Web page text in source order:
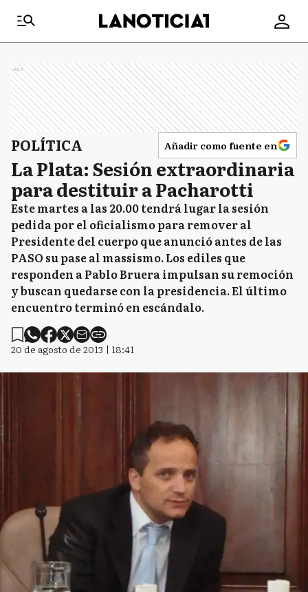
Ads
POLÍTICA Añadir como fuente en
La Plata: Sesión extraordinaria
para destituir a Pacharotti
Este martes a las 20.00 tendrá lugar la sesión
pedida por el oficialismo para remover al
Presidente del cuerpo que anunció antes de las
PASO su pase al massismo. Los ediles que
responden a Pablo Bruera impulsan su remoción
y buscan quedarse con la presidencia. El último
encuentro terminó en escándalo.
20 de agosto de 2013 | 18:41